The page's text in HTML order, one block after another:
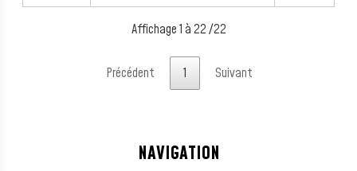
Affichage 1 à 22 /22
Précédent 1 Suivant
NAVIGATION